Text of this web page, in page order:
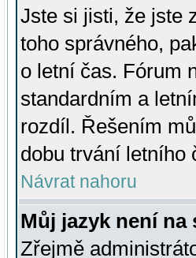
Jste si jisti, že jste
toho správného,
o letní čas. Fórum
standardním a
rozdíl. Řešením
dobu trvání letního
Návrat nahoru
Můj jazyk není na
Zřejmě